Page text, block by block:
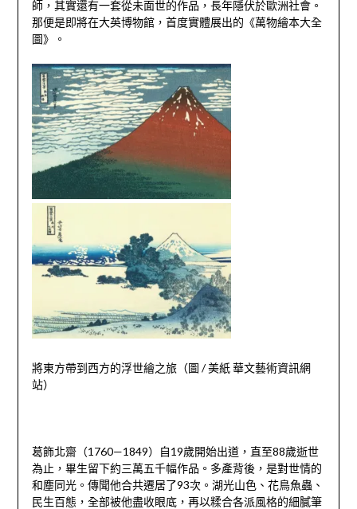
師，其實還有一套從未面世的作品，長年隱伏於歐洲社會。
那便是即將在大英博物館，首度實體展出的《萬物繪本大全
圖》。
將東方帶到西方的浮世繪之旅（圖 /美紙 華文藝術資訊網
站）
葛飾北齋（1760—1849）自19歲開始出道，直至88歲逝世
為止，畢生留下約三萬五千幅作品。多產背後，是對世情的
和塵同光。傳聞他合共遷居了93次。湖光山色、花鳥魚蟲、
民生百態，全部被他盡收眼底，再以糅合各派風格的細膩筆